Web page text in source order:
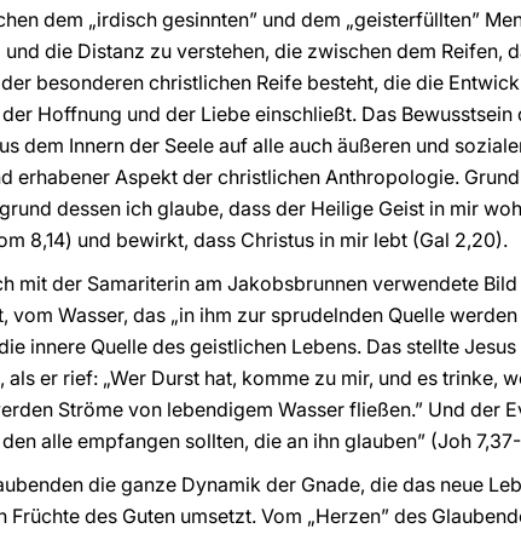
dem „irdisch gesinnten” und dem „geisterfüllten”
die Distanz zu verstehen, die zwischen dem Reifen,
besonderen christlichen Reife besteht, die die
Hoffnung und der Liebe einschließt. Das
dem Innern der Seele auf alle auch äußeren und
erhabener Aspekt der christlichen Anthropologie.
dessen ich glaube, dass der Heilige Geist in mir
8,14) und bewirkt, dass Christus in mir lebt (Gal 2,20).
mit der Samariterin am Jakobsbrunnen verwendete Bild
Wasser, das „in ihm zur sprudelnden Quelle
innere Quelle des geistlichen Lebens. Das stellte
er rief: „Wer Durst hat, komme zu mir, und es trinke,
Ströme von lebendigem Wasser fließen.” Und der
alle empfangen sollten, die an ihn glauben” (Joh
die ganze Dynamik der Gnade, die das neue
des Guten umsetzt. Vom „Herzen” des